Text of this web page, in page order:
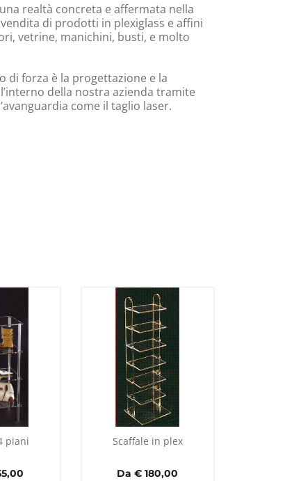
realtà concreta e affermata nella
di prodotti in plexiglass e affini
vetrine, manichini, busti, e molto
di forza è la progettazione e la
della nostra azienda tramite
come il taglio laser.
piani Scaffale in plex
Da € 180,00